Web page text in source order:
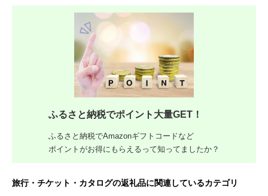
ふるさと納税でポイント大量GET！
ふるさと納税でAmazonギフトコードなど
ポイントがお得にもらえるって知ってましたか？
旅行・チケット・カタログの返礼品に関連しているカテゴリ